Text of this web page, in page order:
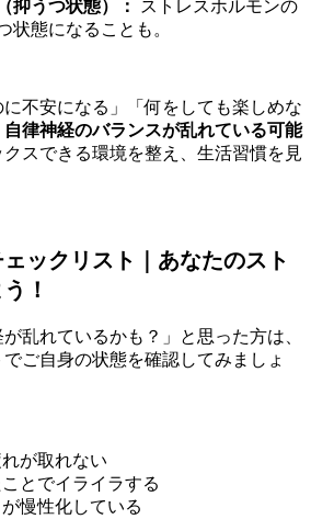
抑うつ状態）：
ストレスホルモンの
状態になることも。
不安になる」「何をしても楽しめな
自律神経のバランスが乱れている可能
スできる環境を整え、生活習慣を見
ックリスト｜あなたのスト
！
乱れているかも？」と思った方は、
ご自身の状態を確認してみましょ
が取れない
とでイライラする
慢性化している